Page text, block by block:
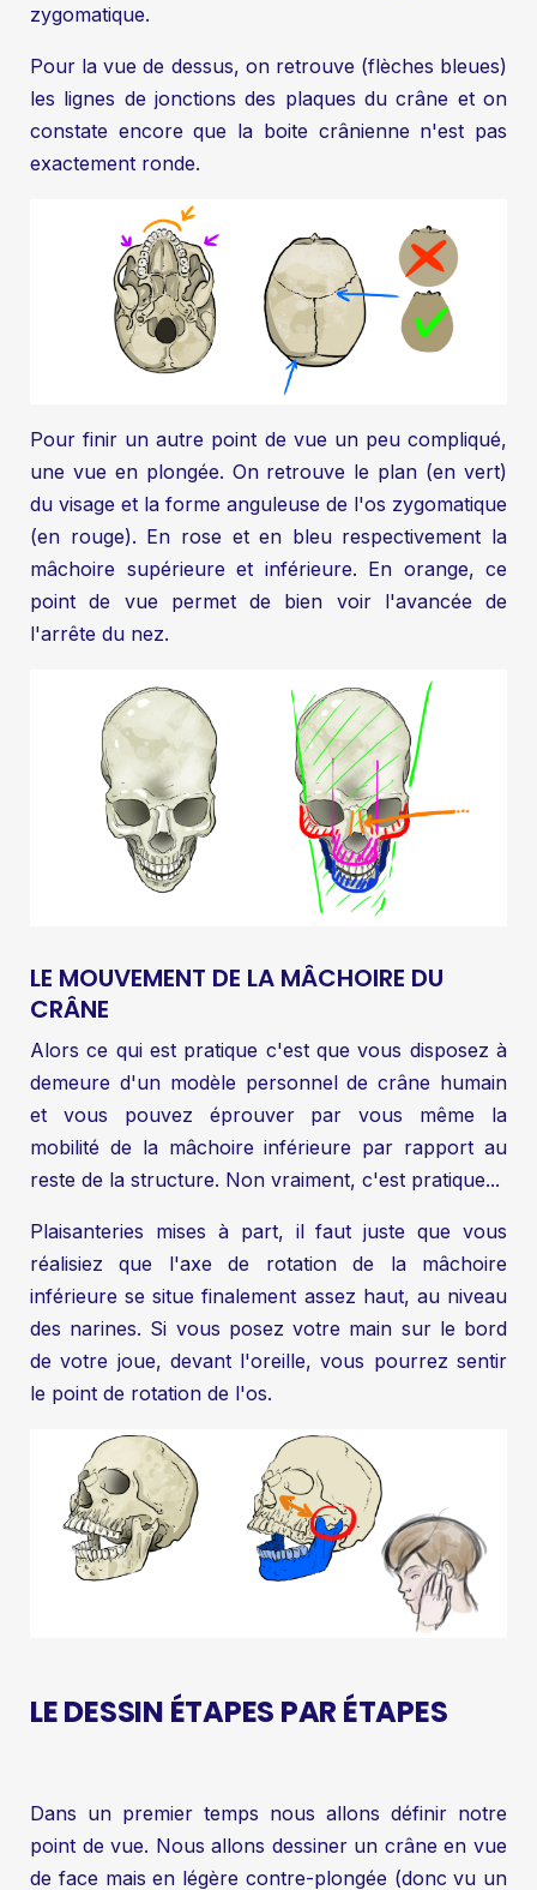
zygomatique.
Pour la vue de dessus, on retrouve (flèches bleues)
les lignes de jonctions des plaques du crâne et on
constate encore que la boite crânienne n'est pas
exactement ronde.
Pour finir un autre point de vue un peu compliqué,
une vue en plongée. On retrouve le plan (en vert)
du visage et la forme anguleuse de l'os zygomatique
(en rouge). En rose et en bleu respectivement la
mâchoire supérieure et inférieure. En orange, ce
point de vue permet de bien voir l'avancée de
l'arrête du nez.
LE MOUVEMENT DE LA MÂCHOIRE DU
CRÂNE
Alors ce qui est pratique c'est que vous disposez à
demeure d'un modèle personnel de crâne humain
et vous pouvez éprouver par vous même la
mobilité de la mâchoire inférieure par rapport au
reste de la structure. Non vraiment, c'est pratique...
Plaisanteries mises à part, il faut juste que vous
réalisiez que l'axe de rotation de la mâchoire
inférieure se situe finalement assez haut, au niveau
des narines. Si vous posez votre main sur le bord
de votre joue, devant l'oreille, vous pourrez sentir
le point de rotation de l'os.
LE DESSIN ÉTAPES PAR ÉTAPES
Dans un premier temps nous allons définir notre
point de vue. Nous allons dessiner un crâne en vue
de face mais en légère contre-plongée (donc vu un